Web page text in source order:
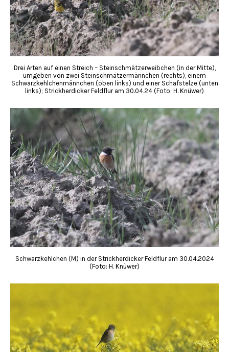
Drei Arten auf einen Streich – Steinschmätzerweibchen (in der Mitte),
umgeben von zwei Steinschmätzermännchen (rechts), einem
Schwarzkehlchenmännchen (oben links) und einer Schafstelze (unten
links); Strickherdicker Feldflur am 30.04.24 (Foto: H. Knüwer)
Schwarzkehlchen (M) in der Strickherdicker Feldflur am 30.04.2024
(Foto: H. Knüwer)